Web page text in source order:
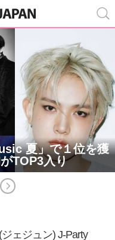
夏」で１位を獲
TOP3入り
ェジュン) J-Party